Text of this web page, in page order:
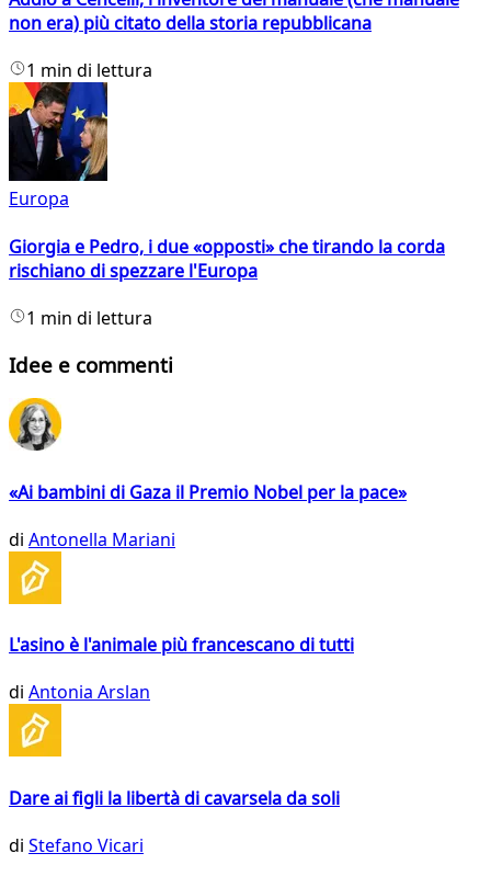
non era) più citato della storia repubblicana
1 min di lettura
Europa
Giorgia e Pedro, i due «opposti» che tirando la corda
rischiano di spezzare l'Europa
1 min di lettura
Idee e commenti
«Ai bambini di Gaza il Premio Nobel per la pace»
di Antonella Mariani
L'asino è l'animale più francescano di tutti
di Antonia Arslan
Dare ai figli la libertà di cavarsela da soli
di Stefano Vicari